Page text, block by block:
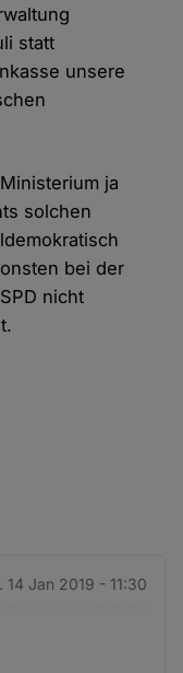
statt
unsere
ja
solchen
bei der
nicht
14 Jan 2019 - 11:30